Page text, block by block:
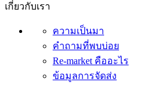
เกี่ยวกับเรา
ความเป็นมา
คำถามที่พบบ่อย
Re-market คืออะไร
ข้อมูลการจัดส่ง